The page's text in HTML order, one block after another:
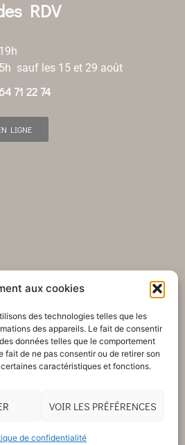
aux cookies
des technologies telles que les
des appareils. Le fait de consentir
données telles que le comportement
fait de ne pas consentir ou de retirer son
caractéristiques et fonctions.
VOIR LES PRÉFÉRENCES
de confidentialité
RDV
sauf les 15 et 29 août
71 22 74
LIGNE